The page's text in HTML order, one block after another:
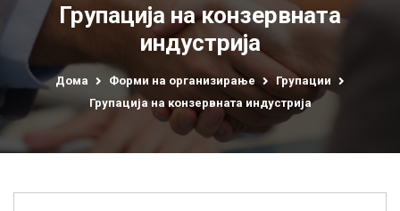
Групација на конзервната
индустрија
Дома Форми на организирање
Групации
Групација на конзервната индустрија